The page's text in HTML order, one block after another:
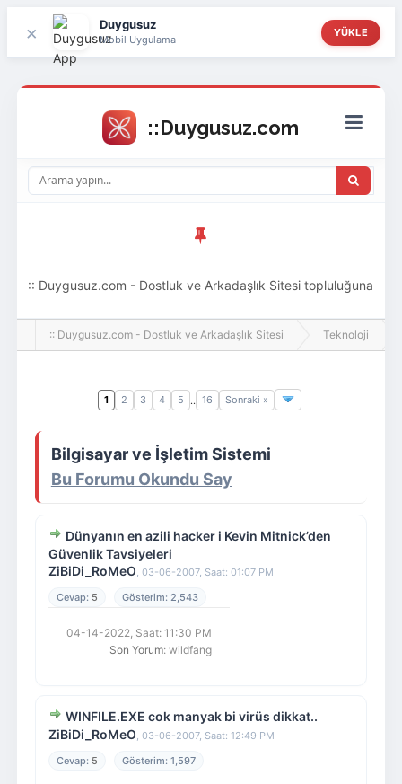
× Duygusuz
Mobil Uygulama
YÜKLE
:: Duygusuz.com - Dostluk ve Arkadaşlık Sitesi topluluğuna
hoş geldin ziyaretçi! Aramıza katılmak istersen kayıt
:: Duygusuz.com - Dostluk ve Arkadaşlık Sitesi Teknoloji
1 2 3 4 5 .. 16 Sonraki »
Bu Forumu Okundu Say
Bilgisayar ve İşletim Sistemi
Dünyanın en azili hacker i Kevin Mitnick’den
Güvenlik Tavsiyeleri
ZiBiDi_RoMeO, 03-06-2007, Saat: 01:07 PM
5
2,543
04-14-2022, Saat: 11:30 PM
Son Yorum: wildfang
WINFILE.EXE cok manyak bi virüs dikkat..
ZiBiDi_RoMeO, 03-06-2007, Saat: 12:49 PM
5
1,597